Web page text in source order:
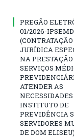
PREGÃO
01/2026-
JURÍDICA
NA PRESTAÇÃO
SERVIÇOS
ATENDER AS
NECESSIDADES
INSTITUTO DE
PREVIDÊNCIA
SERVIDORES
DE DOM ELISEU)